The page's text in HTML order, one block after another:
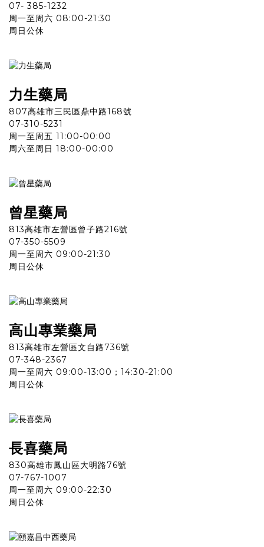
07- 385-1232
周一至周六 08:00-21:30
周日公休
力生藥局
807高雄市三民區鼎中路168號
07-310-5231
周一至周五 11:00-00:00
周六至周日 18:00-00:00
曾星藥局
813高雄市左營區曾子路216號
07-350-5509
周一至周六 09:00-21:30
周日公休
高山專業藥局
813高雄市左營區文自路736號
07-348-2367
周一至周六 09:00-13:00；14:30-21:00
周日公休
長喜藥局
830高雄市鳳山區大明路76號
07-767-1007
周一至周六 09:00-22:30
周日公休